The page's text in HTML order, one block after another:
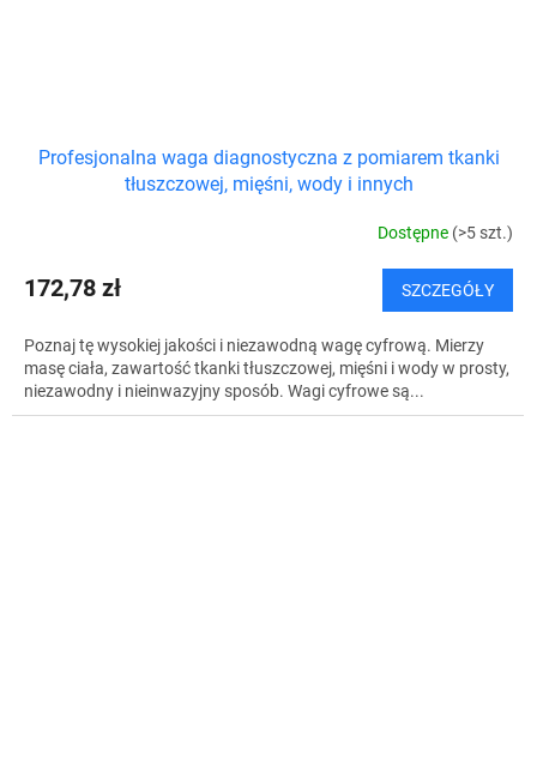
Profesjonalna waga diagnostyczna z pomiarem tkanki
tłuszczowej, mięśni, wody i innych
Dostępne (>5 szt.)
172,78 zł SZCZEGÓŁY
Poznaj tę wysokiej jakości i niezawodną wagę cyfrową. Mierzy
masę ciała, zawartość tkanki tłuszczowej, mięśni i wody w prosty,
niezawodny i nieinwazyjny sposób. Wagi cyfrowe są...